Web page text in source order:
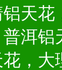
天花
洱铝
，大